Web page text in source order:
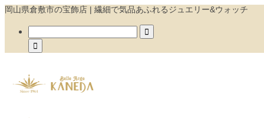
岡山県倉敷市の宝飾店 | 繊細で気品あふれるジュエリー&ウォッチ

